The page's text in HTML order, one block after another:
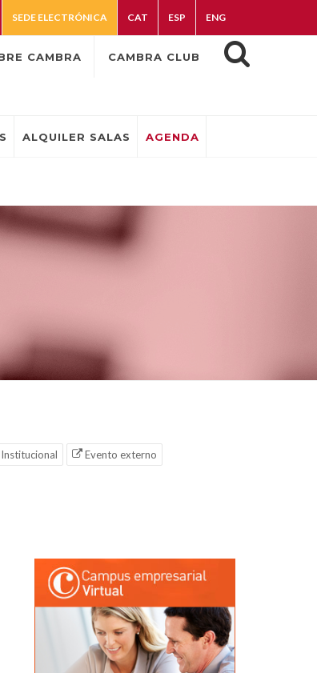
SEDE ELECTRÓNICA CAT ESP ENG
CAMBRA CAMBRA CLUB
ALQUILER SALAS AGENDA
Evento externo